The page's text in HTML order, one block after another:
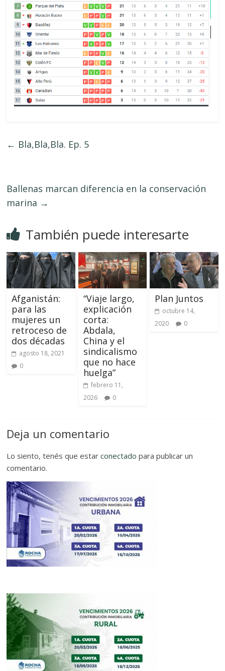
← Bla,Bla,Bla. Ep. 5
Ballenas marcan diferencia en la conservación
marina →
También puede interesarte
Afganistán:
para las
mujeres un
retroceso de
dos décadas
agosto 18, 2021
0
“Viaje largo,
explicación
corta:
Abdala,
China y el
sindicalismo
que no hace
huelga”
febrero 11,
2026
0
Plan Juntos
octubre 14,
2020
0
Deja un comentario
Lo siento, tenés que estarconectado para publicar un
comentario.